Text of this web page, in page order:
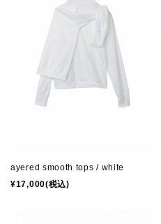
ayered smooth tops / white
¥17,000(税込)